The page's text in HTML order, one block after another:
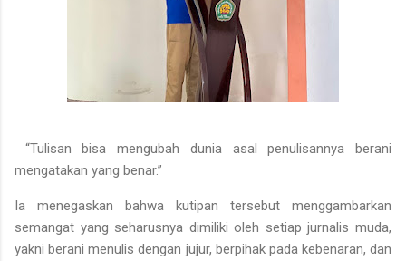
“Tulisan bisa mengubah dunia asal penulisannya berani
mengatakan yang benar.”
Ia menegaskan bahwa kutipan tersebut menggambarkan
semangat yang seharusnya dimiliki oleh setiap jurnalis muda,
yakni berani menulis dengan jujur, berpihak pada kebenaran, dan